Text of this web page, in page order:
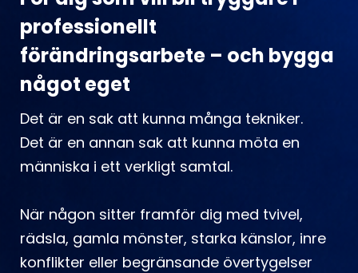
professionellt
förändringsarbete – och bygga
något eget
Det är en sak att kunna många tekniker.
Det är en annan sak att kunna möta en
människa i ett verkligt samtal.
När någon sitter framför dig med tvivel,
rädsla, gamla mönster, starka känslor, inre
konflikter eller begränsande övertygelser